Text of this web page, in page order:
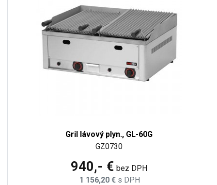
Gril lávový plyn., GL-60G
GZ0730
940,- € bez DPH
1 156,20 € s DPH